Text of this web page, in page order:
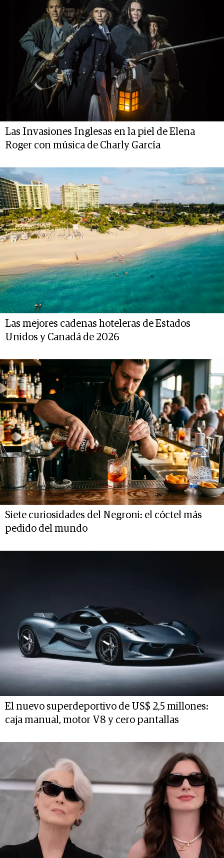
Las Invasiones Inglesas en la piel de Elena
Roger con música de Charly García
Las mejores cadenas hoteleras de Estados
Unidos y Canadá de 2026
Siete curiosidades del Negroni: el cóctel más
pedido del mundo
El nuevo superdeportivo de US$ 2,5 millones:
caja manual, motor V8 y cero pantallas